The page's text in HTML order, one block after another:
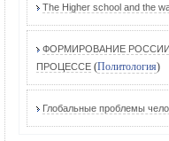
The Higher school and the
ФОРМИРОВАНИЕ
ПРОЦЕССЕ (Политология)
Глобальные проблемы